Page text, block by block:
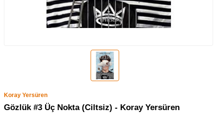
Koray Yersüren
Gözlük #3 Üç Nokta (Ciltsiz) - Koray Yersüren